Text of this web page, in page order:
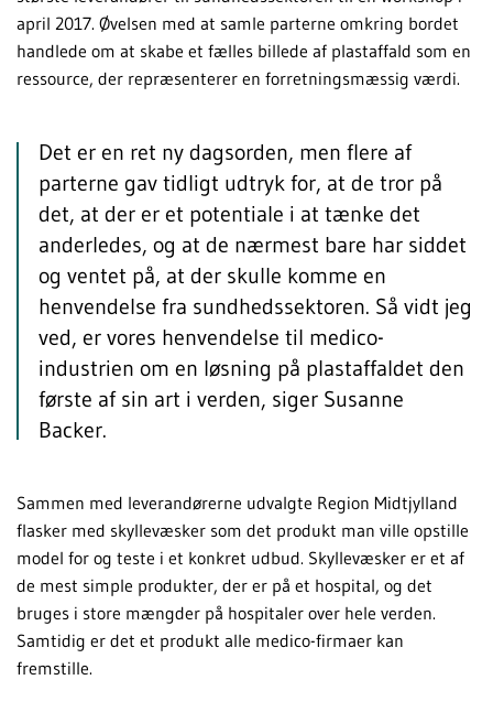
april 2017. Øvelsen med at samle parterne omkring bordet
handlede om at skabe et fælles billede af plastaffald som en
ressource, der repræsenterer en forretningsmæssig værdi.
Det er en ret ny dagsorden, men flere af
parterne gav tidligt udtryk for, at de tror på
det, at der er et potentiale i at tænke det
anderledes, og at de nærmest bare har siddet
og ventet på, at der skulle komme en
henvendelse fra sundhedssektoren. Så vidt jeg
ved, er vores henvendelse til medico-
industrien om en løsning på plastaffaldet den
første af sin art i verden, siger Susanne
Backer.
Sammen med leverandørerne udvalgte Region Midtjylland
flasker med skyllevæsker som det produkt man ville opstille
model for og teste i et konkret udbud. Skyllevæsker er et af
de mest simple produkter, der er på et hospital, og det
bruges i store mængder på hospitaler over hele verden.
Samtidig er det et produkt alle medico-firmaer kan
fremstille.